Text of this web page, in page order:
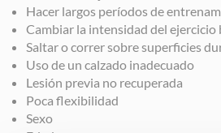
Hacer largos períodos de
Cambiar la intensidad del ejercicio
Saltar o correr sobre superficies
Uso de un calzado inadecuado
Lesión previa no recuperada
Poca flexibilidad
Sexo